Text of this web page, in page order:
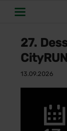
27.
13.09.2026